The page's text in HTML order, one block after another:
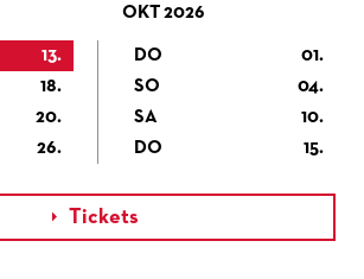
13.
18.
20.
26.
OKT 2026
DO
01.
SO
04.
SA
10.
DO
15.
 Tickets